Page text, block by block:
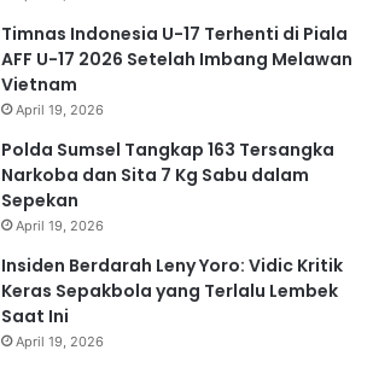
Timnas Indonesia U-17 Terhenti di Piala
AFF U-17 2026 Setelah Imbang Melawan
Vietnam
April 19, 2026
Polda Sumsel Tangkap 163 Tersangka
Narkoba dan Sita 7 Kg Sabu dalam
Sepekan
April 19, 2026
Insiden Berdarah Leny Yoro: Vidic Kritik
Keras Sepakbola yang Terlalu Lembek
Saat Ini
April 19, 2026